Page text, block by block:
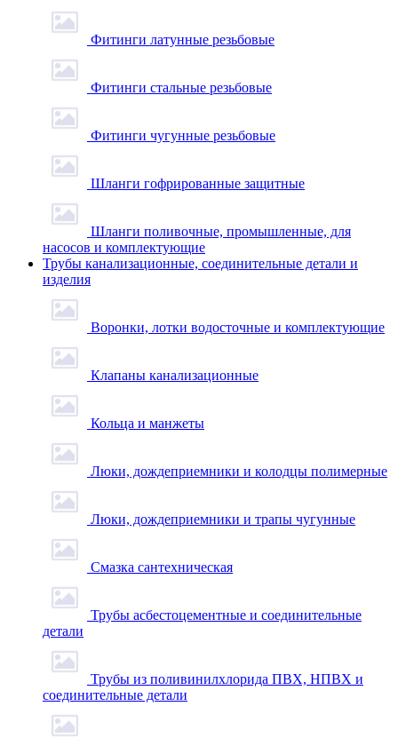
Фитинги латунные резьбовые
Фитинги стальные резьбовые
Фитинги чугунные резьбовые
Шланги гофрированные защитные
Шланги поливочные, промышленные, для
насосов и комплектующие
Трубы канализационные, соединительные детали и
изделия
Воронки, лотки водосточные и комплектующие
Клапаны канализационные
Кольца и манжеты
Люки, дождеприемники и колодцы полимерные
Люки, дождеприемники и трапы чугунные
Смазка сантехническая
Трубы асбестоцементные и соединительные
детали
Трубы из поливинилхлорида ПВХ, НПВХ и
соединительные детали